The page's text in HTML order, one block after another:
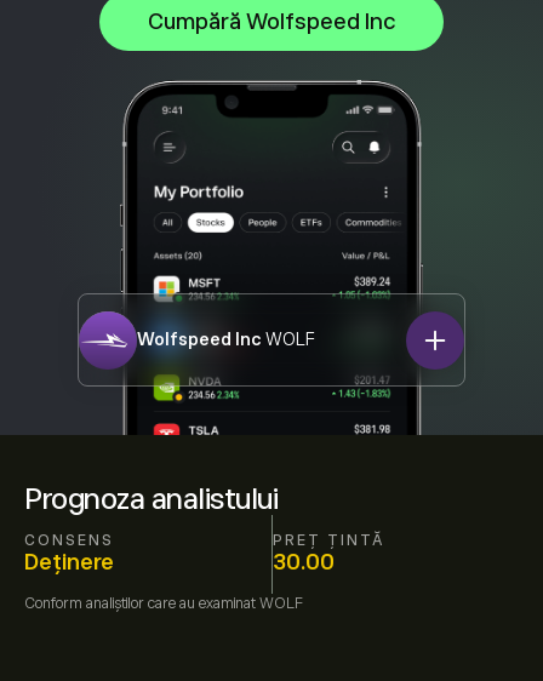
Prognoza analistului
CONSENS
Deținere
PREȚ ȚINTĂ
30.00
Conform analiștilor care au examinat WOLF
Cumpără Wolfspeed Inc
Wolfspeed Inc WOLF